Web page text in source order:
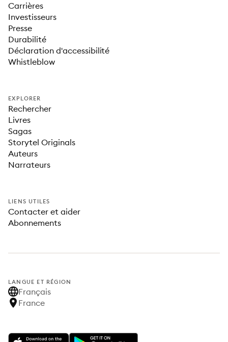
Carrières
Investisseurs
Presse
Durabilité
Déclaration d'accessibilité
Whistleblow
EXPLORER
Rechercher
Livres
Sagas
Storytel Originals
Auteurs
Narrateurs
LIENS UTILES
Contacter et aider
Abonnements
LANGUE ET RÉGION
Français
France